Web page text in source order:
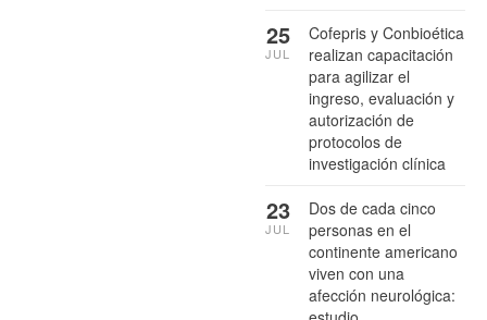
Cofepris y Conbioética
realizan capacitación
para agilizar el
ingreso, evaluación y
autorización de
protocolos de
investigación clínica
25
JUL
Dos de cada cinco
personas en el
continente americano
viven con una
afección neurológica:
23
JUL